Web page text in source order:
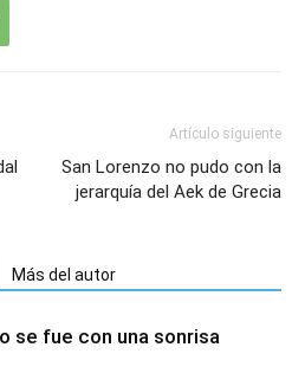
Artículo siguiente
San Lorenzo no pudo con la
jerarquía del Aek de Grecia
Más del autor
se fue con una sonrisa